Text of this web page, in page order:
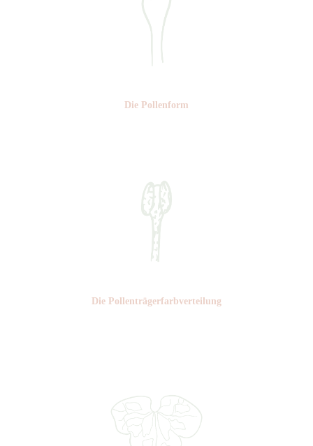
Die Pollen­form
Die Pollen­trägerfarb­verteilung